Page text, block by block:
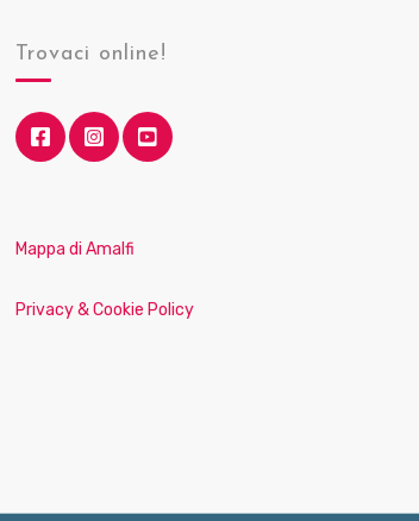
Trovaci online!
Mappa di Amalfi
Privacy & Cookie Policy